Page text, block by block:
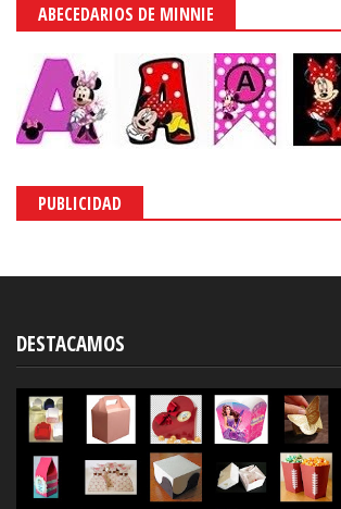
ABECEDARIOS DE MINNIE
PUBLICIDAD
DESTACAMOS